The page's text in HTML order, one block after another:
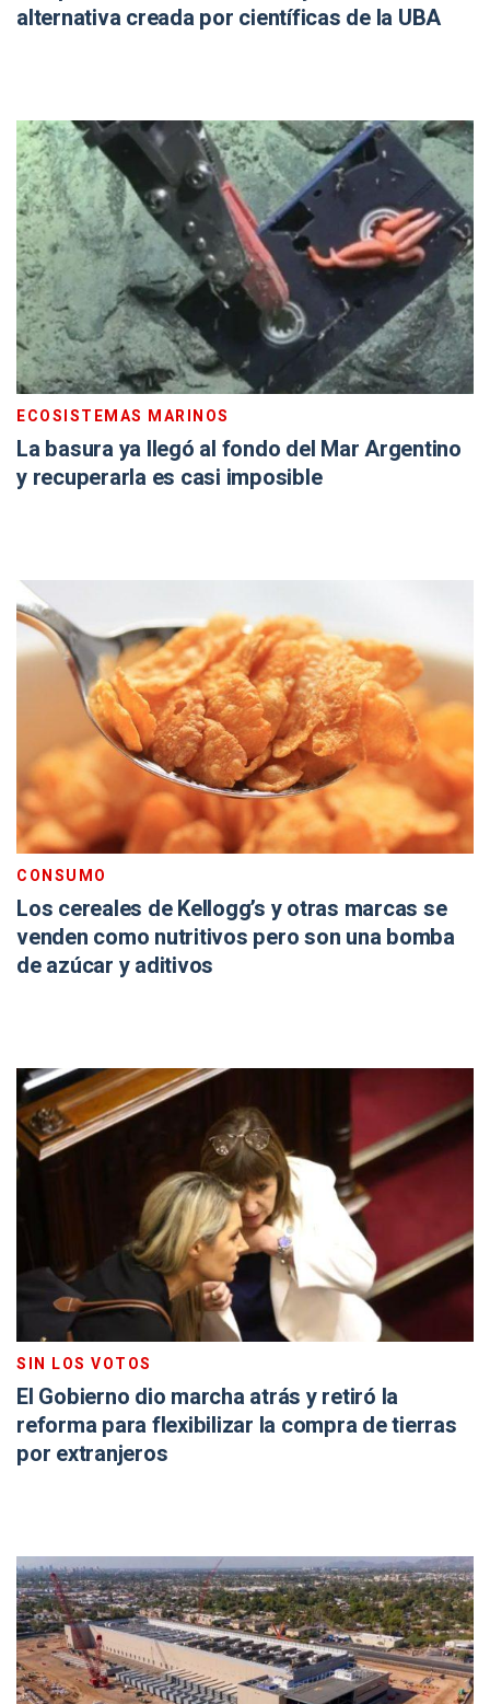
alternativa creada por científicas de la UBA
ECOSISTEMAS MARINOS
La basura ya llegó al fondo del Mar Argentino
y recuperarla es casi imposible
CONSUMO
Los cereales de Kellogg’s y otras marcas se
venden como nutritivos pero son una bomba
de azúcar y aditivos
SIN LOS VOTOS
El Gobierno dio marcha atrás y retiró la
reforma para flexibilizar la compra de tierras
por extranjeros